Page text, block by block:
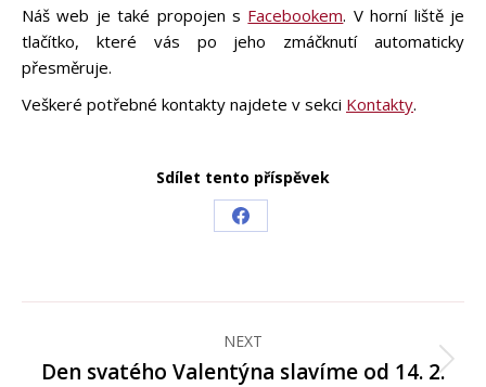
Náš web je také propojen s Facebookem. V horní liště je
tlačítko, které vás po jeho zmáčknutí automaticky
přesměruje.
Veškeré potřebné kontakty najdete v sekci Kontakty.
Sdílet tento příspěvek
Share
Facebook
Post
NEXT
Next
Den svatého Valentýna slavíme od 14. 2.